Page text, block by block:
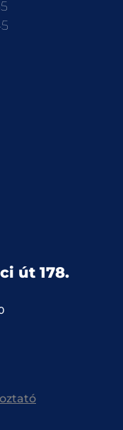
út 178.